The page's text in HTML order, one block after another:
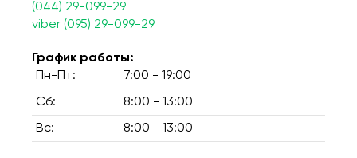
(044) 29-099-29
viber (095) 29-099-29
График работы:
Пн-Пт:
7:00 - 19:00
Сб: 8:00 - 13:00
Вс: 8:00 - 13:00